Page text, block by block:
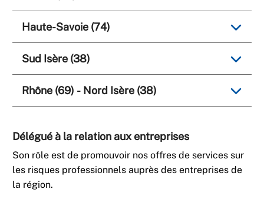
Haute-Savoie (74)
Sud Isère (38)
Rhône (69) - Nord Isère (38)
Délégué à la relation aux entreprises
Son rôle est de promouvoir nos offres de services sur
les risques professionnels auprès des entreprises de
la région.